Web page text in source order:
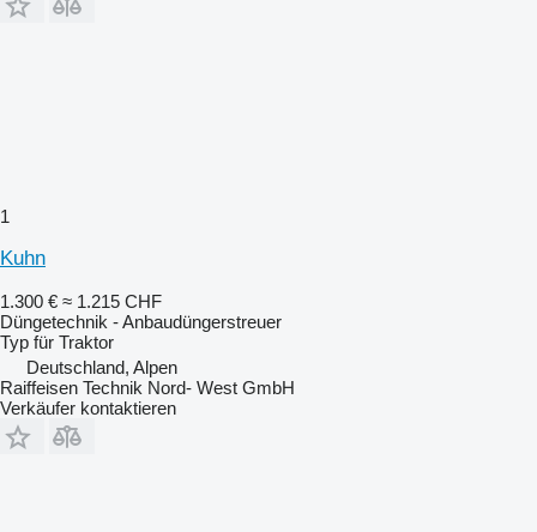
1
Kuhn
1.300 € ≈ 1.215 CHF
Düngetechnik - Anbaudüngerstreuer
Typ für Traktor
Deutschland, Alpen
Raiffeisen Technik Nord- West GmbH
Verkäufer kontaktieren